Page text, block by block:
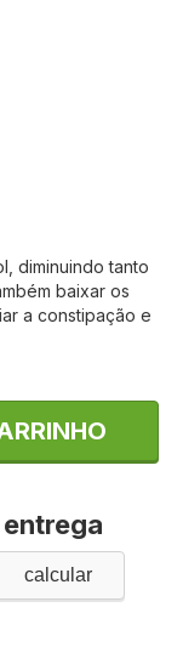
diminuindo tanto
baixar os
a constipação e